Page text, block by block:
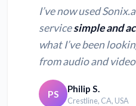
I’ve now used
servicesimple and
what I’ve been
from audio and
PS Philip S.
Crestline, CA, USA